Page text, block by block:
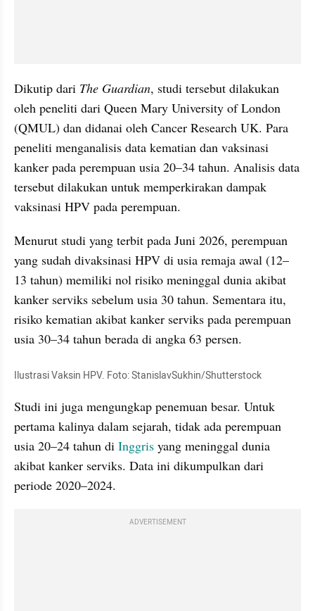
Dikutip dari The Guardian, studi tersebut dilakukan
oleh peneliti dari Queen Mary University of London
(QMUL) dan didanai oleh Cancer Research UK. Para
peneliti menganalisis data kematian dan vaksinasi
kanker pada perempuan usia 20–34 tahun. Analisis data
tersebut dilakukan untuk memperkirakan dampak
vaksinasi HPV pada perempuan.
Menurut studi yang terbit pada Juni 2026, perempuan
yang sudah divaksinasi HPV di usia remaja awal (12–
13 tahun) memiliki nol risiko meninggal dunia akibat
kanker serviks sebelum usia 30 tahun. Sementara itu,
risiko kematian akibat kanker serviks pada perempuan
usia 30–34 tahun berada di angka 63 persen.
Ilustrasi Vaksin HPV. Foto: StanislavSukhin/Shutterstock
Studi ini juga mengungkap penemuan besar. Untuk
pertama kalinya dalam sejarah, tidak ada perempuan
usia 20–24 tahun di Inggris yang meninggal dunia
akibat kanker serviks. Data ini dikumpulkan dari
periode 2020–2024.
ADVERTISEMENT